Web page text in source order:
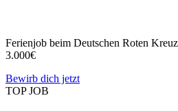
Ferienjob beim Deutschen Roten
3.000€
Bewirb dich jetzt
TOP JOB